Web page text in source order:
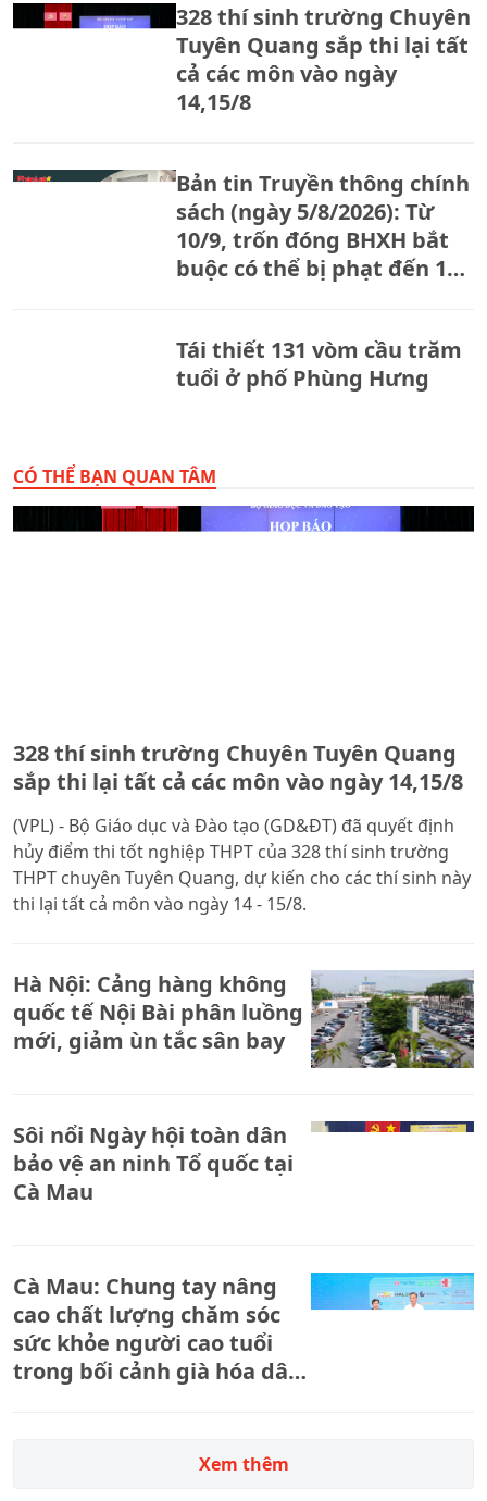
328 thí sinh trường Chuyên
Tuyên Quang sắp thi lại tất
cả các môn vào ngày
14,15/8
Bản tin Truyền thông chính
sách (ngày 5/8/2026): Từ
10/9, trốn đóng BHXH bắt
buộc có thể bị phạt đến 150
Tái thiết 131 vòm cầu trăm
tuổi ở phố Phùng Hưng
CÓ THỂ BẠN QUAN TÂM
328 thí sinh trường Chuyên Tuyên Quang
sắp thi lại tất cả các môn vào ngày 14,15/8
(VPL) - Bộ Giáo dục và Đào tạo (GD&ĐT) đã quyết định
hủy điểm thi tốt nghiệp THPT của 328 thí sinh trường
THPT chuyên Tuyên Quang, dự kiến cho các thí sinh này
thi lại tất cả môn vào ngày 14 - 15/8.
Hà Nội: Cảng hàng không
quốc tế Nội Bài phân luồng
mới, giảm ùn tắc sân bay
Sôi nổi Ngày hội toàn dân
bảo vệ an ninh Tổ quốc tại
Cà Mau
Cà Mau: Chung tay nâng
cao chất lượng chăm sóc
sức khỏe người cao tuổi
trong bối cảnh già hóa dân
Xem thêm